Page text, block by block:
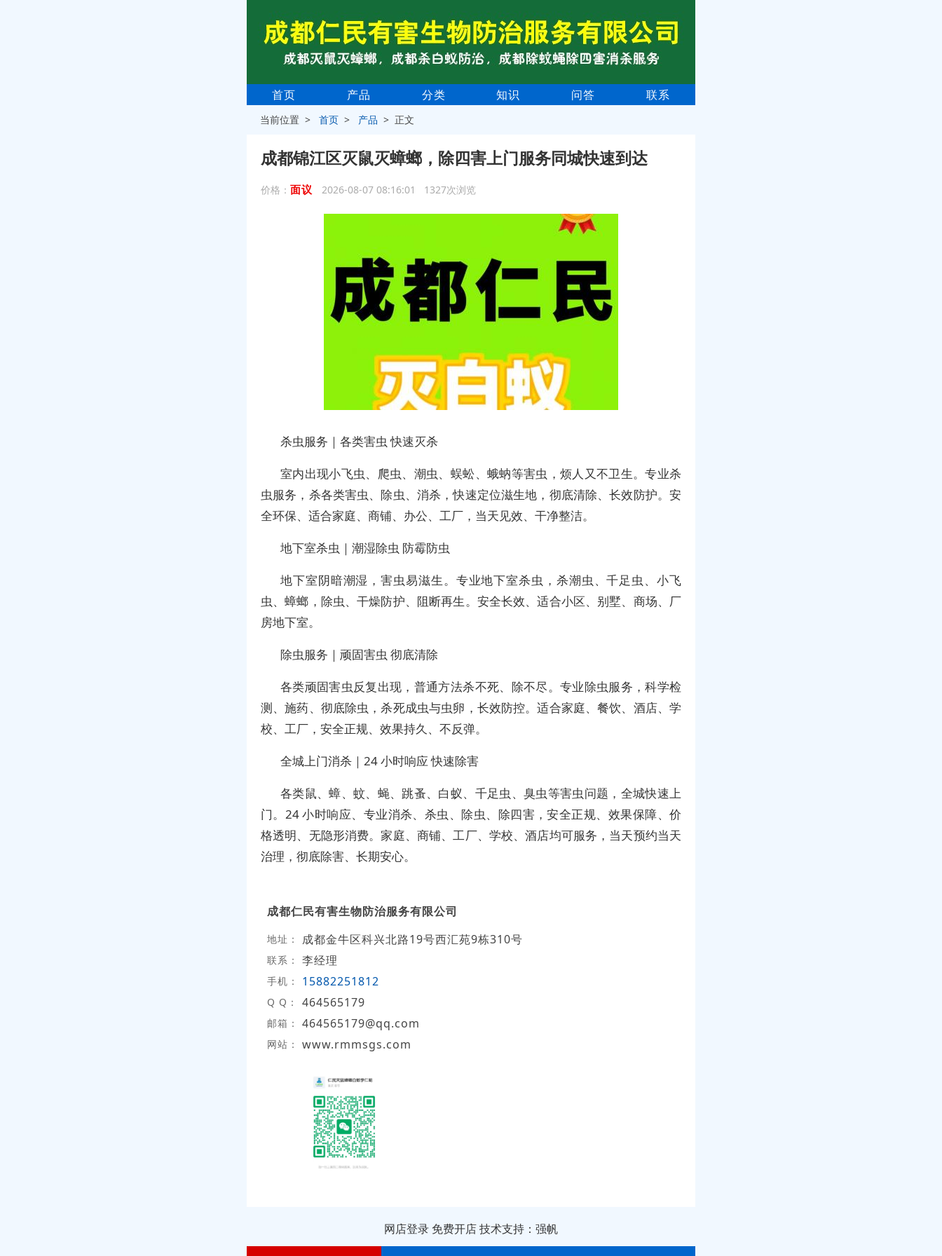
首页 产品 分类 知识 问答 联系
当前位置 >首页 > 产品 > 正文
成都锦江区灭鼠灭蟑螂，除四害上门服务同城快速到达
价格： 面议 2026-08-07 08:16:01 1327次浏览
杀虫服务｜各类害虫 快速灭杀
室内出现小飞虫、爬虫、潮虫、蜈蚣、蛾蚋等害虫，烦人又不卫生。专业杀
虫服务，杀各类害虫、除虫、消杀，快速定位滋生地，彻底清除、长效防护。安
全环保、适合家庭、商铺、办公、工厂，当天见效、干净整洁。
地下室杀虫｜潮湿除虫 防霉防虫
地下室阴暗潮湿，害虫易滋生。专业地下室杀虫，杀潮虫、千足虫、小飞
虫、蟑螂，除虫、干燥防护、阻断再生。安全长效、适合小区、别墅、商场、厂
房地下室。
除虫服务｜顽固害虫 彻底清除
各类顽固害虫反复出现，普通方法杀不死、除不尽。专业除虫服务，科学检
测、施药、彻底除虫，杀死成虫与虫卵，长效防控。适合家庭、餐饮、酒店、学
校、工厂，安全正规、效果持久、不反弹。
全城上门消杀｜24 小时响应 快速除害
各类鼠、蟑、蚊、蝇、跳蚤、白蚁、千足虫、臭虫等害虫问题，全城快速上
门。24 小时响应、专业消杀、杀虫、除虫、除四害，安全正规、效果保障、价
格透明、无隐形消费。家庭、商铺、工厂、学校、酒店均可服务，当天预约当天
治理，彻底除害、长期安心。
成都仁民有害生物防治服务有限公司
地址： 成都金牛区科兴北路19号西汇苑9栋310号
联系： 李经理
手机： 15882251812
Q Q： 464565179
邮箱： 464565179@qq.com
网站： www.rmmsgs.com
网店登录 免费开店技术支持：强帆